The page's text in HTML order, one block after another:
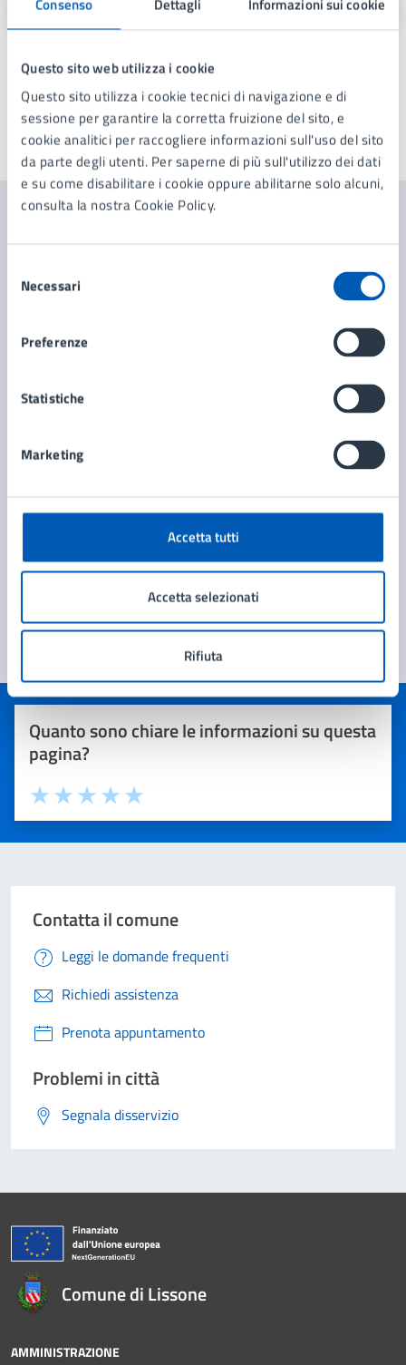
Questo sito web utilizza i cookie
Questo sito utilizza i cookie tecnici di navigazione e di
sessione per garantire la corretta fruizione del sito, e
cookie analitici per raccogliere informazioni sull'uso del sito
da parte degli utenti. Per saperne di più sull'utilizzo dei dati
e su come disabilitare i cookie oppure abilitarne solo alcuni,
consulta la nostra Cookie Policy.
delNecessari
Preferenze
Statistiche
Marketing
Accetta tutti
Accetta selezionati
Rifiuta
Ultimo aggiornamento:07/07/2026, 09:48
Ufficio Diritti Animali UDA
Quanto sono chiare le informazioni su questa
pagina?
Valuta 5 stelle su 5
Valuta 4 stelle su 5
Valuta 3 stelle su 5
Valuta 2 stelle su 5
Valuta 1 stelle su 5
Contatta il comune
Leggi le domande frequenti
Richiedi assistenza
Prenota appuntamento
Problemi in città
Segnala disservizio
Comune di Lissone
AMMINISTRAZIONE